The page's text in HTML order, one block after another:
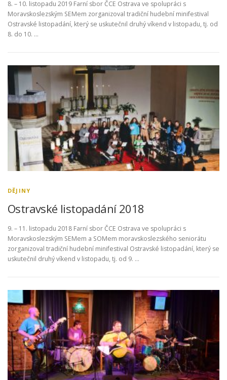
8. – 10. listopadu 2019 Farní sbor ČCE Ostrava ve spolupráci s
Moravskoslezským SEMem zorganizoval tradiční hudební minifestival
Ostravské listopadání, který se uskutečnil druhý víkend v listopadu, tj. od
8. do 10. …
DĚJINY
Ostravské listopadání 2018
9. – 11. listopadu 2018 Farní sbor ČCE Ostrava ve spolupráci s
Moravskoslezským SEMem a SOMem moravskoslezského seniorátu
zorganizoval tradiční hudební minifestival Ostravské listopadání, který se
uskutečnil druhý víkend v listopadu, tj. od 9. …